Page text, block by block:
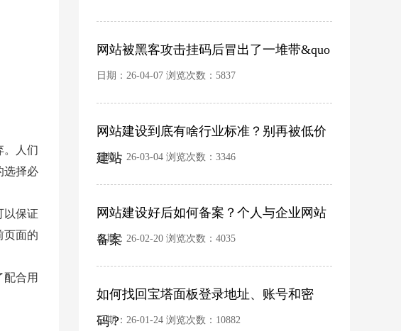
。人们
选择必
以保证
页面的
合用
网站被黑客攻击挂码后冒出了一堆带&quo
日期：26-04-07 浏览次数： 5837
网站建设到底有啥行业标准？别再被低价
建站
日期：26-03-04 浏览次数： 3346
网站建设好后如何备案？个人与企业网站
备案
日期：26-02-20 浏览次数： 4035
如何找回宝塔面板登录地址、账号和密
码？
日期：26-01-24 浏览次数： 10882